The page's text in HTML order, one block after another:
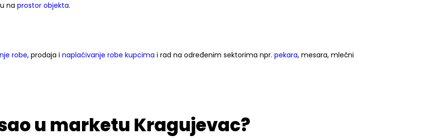
na prostor objekta.
robe, prodaja i naplaćivanje robe kupcima i rad na određenim sektorima npr. pekara, mesara, mlečni
u marketu Kragujevac?